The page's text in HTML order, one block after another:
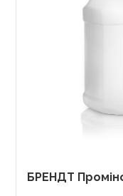
БРЕНДТ